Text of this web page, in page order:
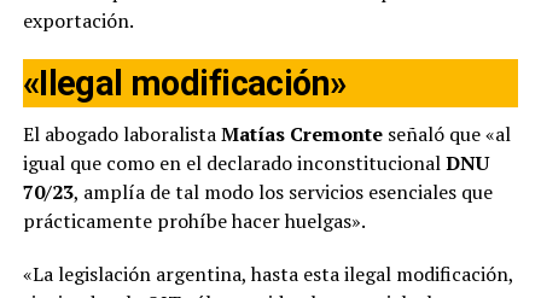
exportación.
«Ilegal modificación»
El abogado laboralistaMatías Cremonteseñaló que «al
igual que como en el declarado inconstitucionalDNU
70/23, amplía de tal modo los servicios esenciales que
prácticamente prohíbe hacer huelgas».
«La legislación argentina, hasta esta ilegal modificación,